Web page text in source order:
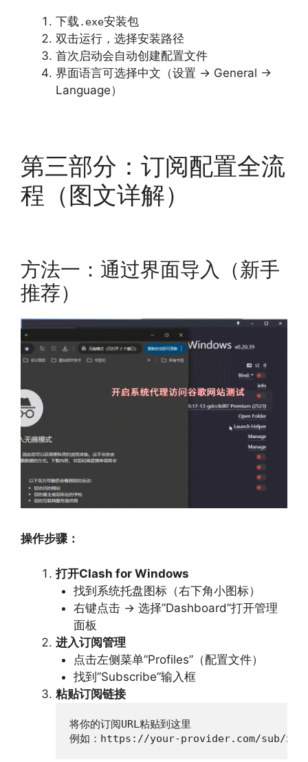
下载 .exe安装包
双击运行，选择安装路径
首次启动会自动创建配置文件
界面语言可选择中文（设置 → General →
Language）
第三部分：订阅配置全流
程（图文详解）
方法一：通过界面导入（新手
推荐）
操作步骤：
打开Clash for Windows
找到系统托盘图标（右下角小图标）
右键点击 → 选择”Dashboard”打开管理
面板
进入订阅管理
点击左侧菜单”Profiles”（配置文件）
找到”Subscribe”输入框
粘贴订阅链接
将你的订阅URL粘贴到这里
例如：https://your-provider.com/sub/